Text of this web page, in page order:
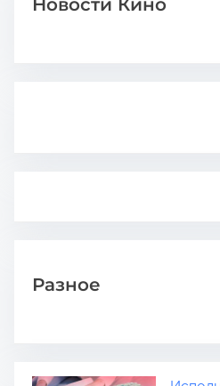
Разное